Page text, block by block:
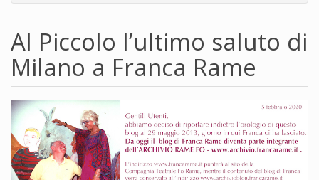
Al Piccolo l’ultimo saluto di
Milano a Franca Rame